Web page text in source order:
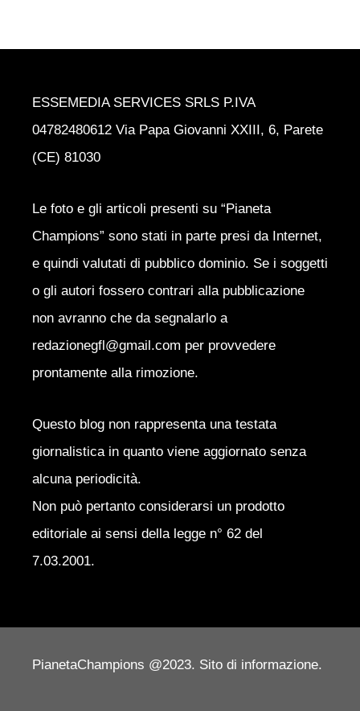
ESSEMEDIA SERVICES SRLS P.IVA
04782480612 Via Papa Giovanni XXIII, 6, Parete
(CE) 81030
Le foto e gli articoli presenti su “Pianeta
Champions” sono stati in parte presi da Internet,
e quindi valutati di pubblico dominio. Se i soggetti
o gli autori fossero contrari alla pubblicazione
non avranno che da segnalarlo a
redazionegfl@gmail.com per provvedere
prontamente alla rimozione.
Questo blog non rappresenta una testata
giornalistica in quanto viene aggiornato senza
alcuna periodicità.
Non può pertanto considerarsi un prodotto
editoriale ai sensi della legge n° 62 del
7.03.2001.
PianetaChampions @2023. Sito di informazione.